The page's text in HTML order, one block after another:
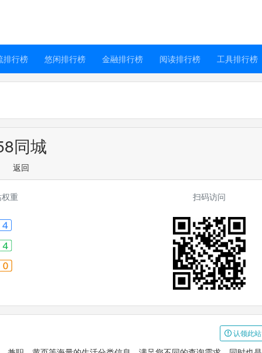
排行榜 悠闲排行榜 金融排行榜 阅读排行榜 工具排行榜
同城
返回
重 扫码访问
认领此站